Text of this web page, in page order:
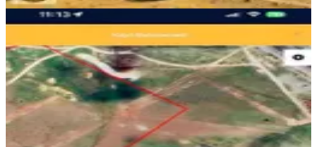
YOLA YAKIN
Hızla Gelışen Bölgede Satılık 527
Metre² Imarlı Arsa
Mardin, Artuklu
527 m²·İfrazlı, Parselli 20.683/m²·
06.08.2026
10.900.000 ₺